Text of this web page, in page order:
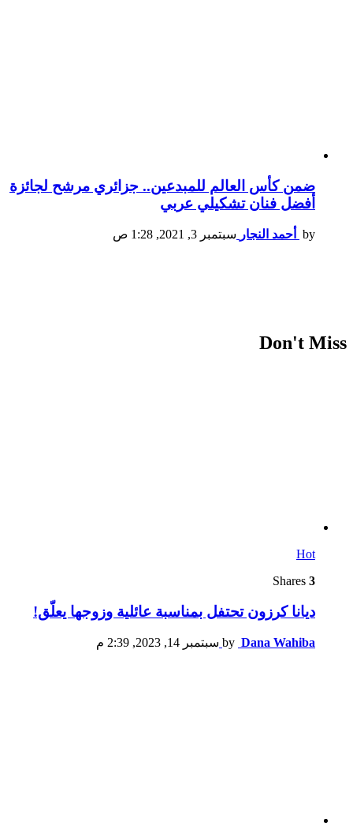
ضمن كأس العالم للمبدعين.. جزائري مرشح لجائزة
أفضل فنان تشكيلي عربي
by أحمد النجار سبتمبر 3, 2021, 1:28 ص
Don't Miss
Hot
3
ديانا كرزون تحتفل بمناسبة عائلية وزوجها يعلّق!
by Dana Wahiba سبتمبر 14, 2023, 2:39 م